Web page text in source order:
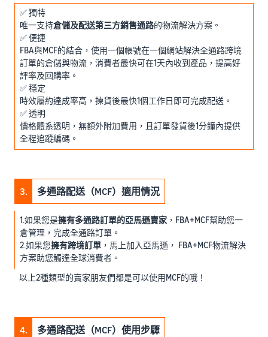
✅ 獨特
唯一支持倉儲及配送第三方銷售通路的物流解決方案。
✅ 便捷
FBA與MCF的結合，使用一個帳號在一個網站解決全通路跨境
訂單的倉儲與物流，消費者最快可在1天內收到產品，提高好
評率及回購率。
✅ 穩定
時效履約達成率高，揀貨後最快1個工作日即可完成配送。
✅ 透明
價格體系透明，無額外附加費用，且訂單發貨後1分鐘內提供
全程追蹤編碼。
3. 多通路配送（MCF）適用情況
1.如果您是擁有多通路訂單的亞馬遜賣家 ，FBA+MCF幫助您一
倉管理，完成全通路訂單。
2.如果您擁有跨境訂單 ，馬上加入亞馬遜， FBA+MCF物流解決
方案助您觸達全球消費者。
以上2種類型的賣家朋友們都是可以使用MCF的哦！
4. 多通路配送（MCF）使用步驟